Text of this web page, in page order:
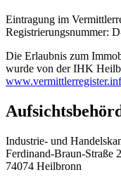
Eintragung im
Registrierungsnummer:
Die Erlaubnis zum
wurde von der IHK
Industrie- und
Ferdinand-Braun-Straße
74074 Heilbronn